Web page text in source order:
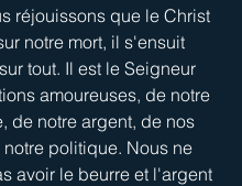
réjouissons que le Christ
notre mort, il s'ensuit
tout. Il est le Seigneur
amoureuses, de notre
de notre argent, de nos
politique. Nous ne
avoir le beurre et l'argent